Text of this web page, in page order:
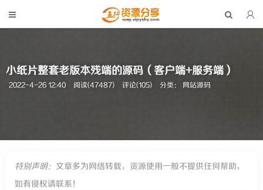
小纸片整套老版本残端的源码（客户端+服务端）
2022-4-26 12:40 阅读(47487) 评论(105) 分类：网站源码
特别声明： 文章多为网络转载，资源使用一般不提供任何帮助，
如有侵权请联系！